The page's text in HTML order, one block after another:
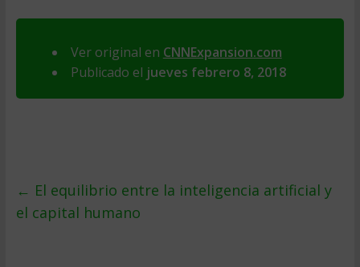
Ver original en CNNExpansion.com
Publicado el jueves febrero 8, 2018
← El equilibrio entre la inteligencia artificial y
el capital humano